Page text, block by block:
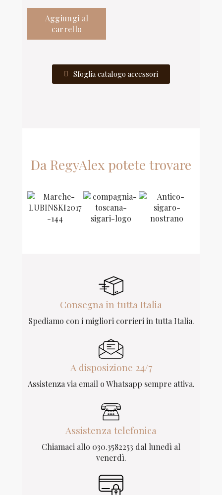
Aggiungi al
carrello
Sfoglia catalogo accessori
Da RegyAlex potete trovare
Consegna in tutta Italia
Spediamo con i migliori corrieri in tutta Italia.
A disposizione 24/7
Assistenza via email o Whatsapp sempre attiva.
Assistenza telefonica
Chiamaci allo 030.3582253 dal lunedì al
venerdì.